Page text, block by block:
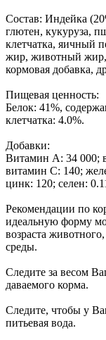
Состав: Индейка
глютен, кукуруза,
клетчатка, яичный
жир, животный жир,
кормовая добавка,
Пищевая ценность:
Белок: 41%,
клетчатка: 4.0%.
Добавки:
Витамин А: 34 000;
витамин C: 140;
цинк: 120; селен:
Рекомендации по
идеальную форму
возраста
среды.
Следите за весом
даваемого корма.
Следите, чтобы у
питьевая вода.